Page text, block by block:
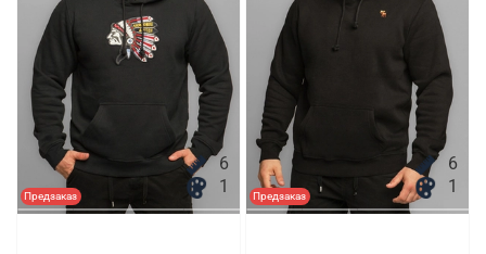
Предзаказ
6
1
Предзаказ
6
1